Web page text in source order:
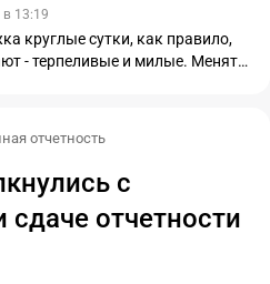
13:19
круглые сутки, как правило,
- терпеливые и милые. Менять
отчетность
с
отчетности